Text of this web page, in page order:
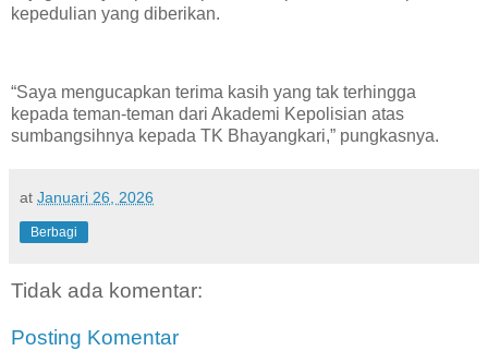
kepedulian yang diberikan.
“Saya mengucapkan terima kasih yang tak terhingga
kepada teman-teman dari Akademi Kepolisian atas
sumbangsihnya kepada TK Bhayangkari,” pungkasnya.
at Januari 26, 2026
Berbagi
Tidak ada komentar:
Posting Komentar